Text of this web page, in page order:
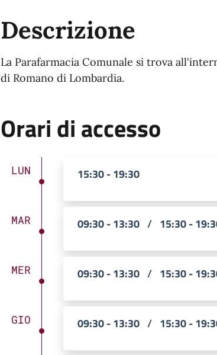
Descrizione
La Parafarmacia Comunale si trova
di Romano di Lombardia.
Orari di accesso
LUN 15:30 - 19:30
MAR 09:30 - 13:30 / 15:30 -
MER 09:30 - 13:30 / 15:30 -
GIO 09:30 - 13:30 / 15:30 -